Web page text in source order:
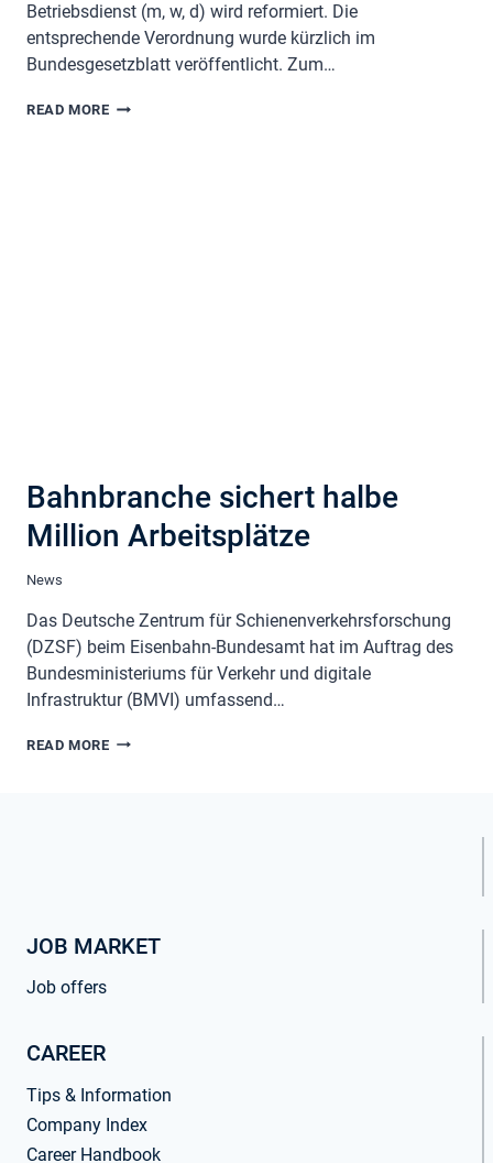
Betriebsdienst (m, w, d) wird reformiert. Die
entsprechende Verordnung wurde kürzlich im
Bundesgesetzblatt veröffentlicht. Zum…
READ MOREREFORM
Bahnbranche sichert halbe
Million Arbeitsplätze
News
Das Deutsche Zentrum für Schienenverkehrsforschung
(DZSF) beim Eisenbahn-Bundesamt hat im Auftrag des
Bundesministeriums für Verkehr und digitale
Infrastruktur (BMVI) umfassend…
READ MOREBAHNBRANCHE
JOB MARKET
Job offers
CAREER
Tips & Information
Company Index
Career Handbook